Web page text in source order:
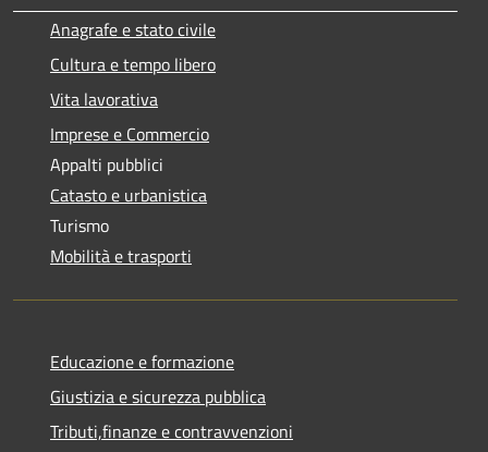
Anagrafe e stato civile
Cultura e tempo libero
Vita lavorativa
Imprese e Commercio
Appalti pubblici
Catasto e urbanistica
Turismo
Mobilità e trasporti
Educazione e formazione
Giustizia e sicurezza pubblica
Tributi,finanze e contravvenzioni